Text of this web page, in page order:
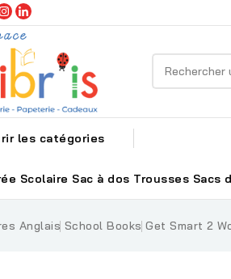
les catégories
Scolaire Sac à dos Trousses Sacs
Anglais School Books Get Smart 2